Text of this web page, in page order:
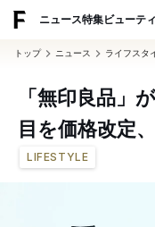
ニュース特集ビューティ
トップ ニュース ライフスタ
「無印良品」
目を価格改定
LIFESTYLE